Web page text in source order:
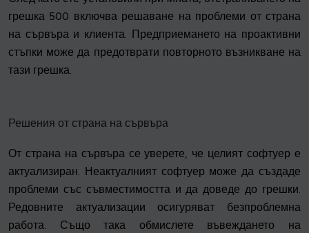
грешка 500 включва решаване на проблеми от страна
на сървъра и клиента. Предприемането на проактивни
стъпки може да предотврати повторното възникване на
тази грешка.
Решения от страна на сървъра
От страна на сървъра се уверете, че целият софтуер е
актуализиран. Неактуалният софтуер може да създаде
проблеми със съвместимостта и да доведе до грешки.
Редовните актуализации осигуряват безпроблемна
работа. Също така обмислете въвеждането на